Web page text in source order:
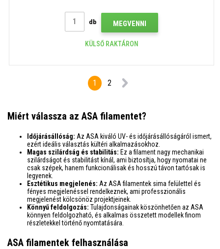
db MEGVENNI
KÜLSŐ RAKTÁRON
1 2
Miért válassza az ASA filamentet?
Időjárásállóság: Az ASA kiváló UV- és időjárásállóságáról ismert,
ezért ideális választás kültéri alkalmazásokhoz.
Magas szilárdság és stabilitás: Ez a filament nagy mechanikai
szilárdságot és stabilitást kínál, ami biztosítja, hogy nyomatai ne
csak szépek, hanem funkcionálisak és hosszú távon tartósak is
legyenek.
Esztétikus megjelenés: Az ASA filamentek sima felülettel és
fényes megjelenéssel rendelkeznek, ami professzionális
megjelenést kölcsönöz projektjeinek.
Könnyű feldolgozás: Tulajdonságainak köszönhetően az ASA
könnyen feldolgozható, és alkalmas összetett modellek finom
részletekkel történő nyomtatására.
ASA filamentek felhasználása